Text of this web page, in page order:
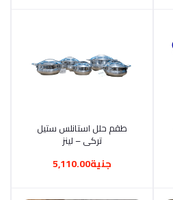
أضف إلى السلة
طقم حلل استانلس ستيل
تركي – لينز
جنية5,110.00